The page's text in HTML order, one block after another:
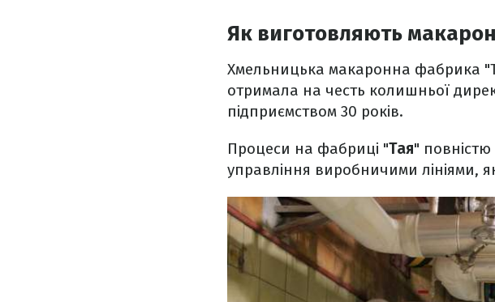
Як виготовляють
Хмельницька макаронна фабрика
отримала на честь колишньої
підприємством 30 років.
Процеси на фабриці "Тая"
управління виробничими лініями,